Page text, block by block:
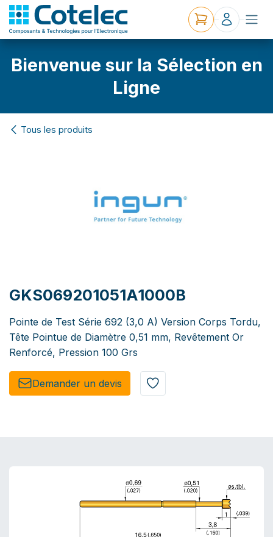
Bienvenue sur la Sélection en
Ligne
Tous les produits
GKS069201051A1000B
Pointe de Test Série 692 (3,0 A) Version Corps Tordu,
Tête Pointue de Diamètre 0,51 mm, Revêtement Or
Renforcé, Pression 100 Grs
Demander un de​​vis​​